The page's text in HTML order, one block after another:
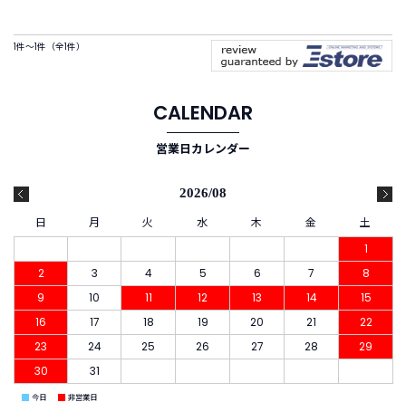
か
A
N
ブ
ラ
か
1件～1件（全1件）
CALENDAR
営業日カレンダー
2026/08
日 月 火 水 木 金
土
1
2
3 4 5 6 7
8
9
10 11 12 13 14
15
16
17 18 19 20 21
22
23
24 25 26 27 28
29
30
31
■ 今日 ■ 非営業日